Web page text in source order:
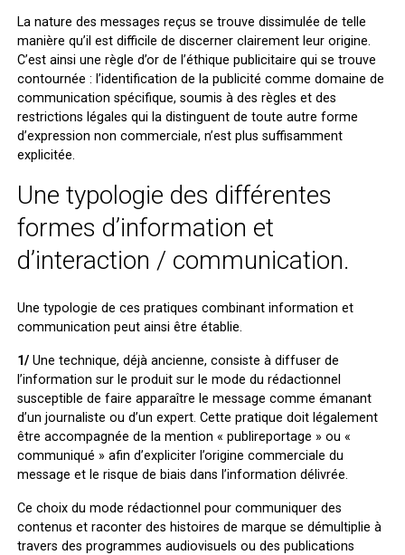
La nature des messages reçus se trouve dissimulée de telle
manière qu’il est difficile de discerner clairement leur origine.
C’est ainsi une règle d’or de l’éthique publicitaire qui se trouve
contournée : l’identification de la publicité comme domaine de
communication spécifique, soumis à des règles et des
restrictions légales qui la distinguent de toute autre forme
d’expression non commerciale, n’est plus suffisamment
explicitée.
Une typologie des différentes
formes d’information et
d’interaction / communication.
Une typologie de ces pratiques combinant information et
communication peut ainsi être établie.
1/ Une technique, déjà ancienne, consiste à diffuser de
l’information sur le produit sur le mode du rédactionnel
susceptible de faire apparaître le message comme émanant
d’un journaliste ou d’un expert. Cette pratique doit légalement
être accompagnée de la mention « publireportage » ou «
communiqué » afin d’expliciter l’origine commerciale du
message et le risque de biais dans l’information délivrée.
Ce choix du mode rédactionnel pour communiquer des
contenus et raconter des histoires de marque se démultiplie à
travers des programmes audiovisuels ou des publications